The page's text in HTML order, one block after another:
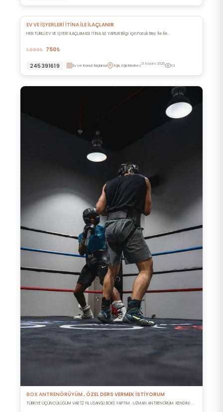
EV VE İŞYERLERİ İTİNA İLE İLAÇLANIR
HER TÜRLÜ EV VE İŞYERİ İLAÇLAMASI İTİNA İLE YAPILIR Bilgi İçin Faruk Bey İle İle...
1.000₺ 750₺
245391619 Ev ve Konut İlaçlama Ağrı, Ağrı Merkez21 Kasım 2025 13
BOX ANTRENÖRÜYÜM , ÖZEL DERS VERMEK İSTİYORUM
TÜRKİYE ÜÇÜNCÜLÜĞÜM VAR 12 YIL LİSANSLI BOKS YAPTIM . UZMAN ANTRENÖRÜM. KENDİNİ ...